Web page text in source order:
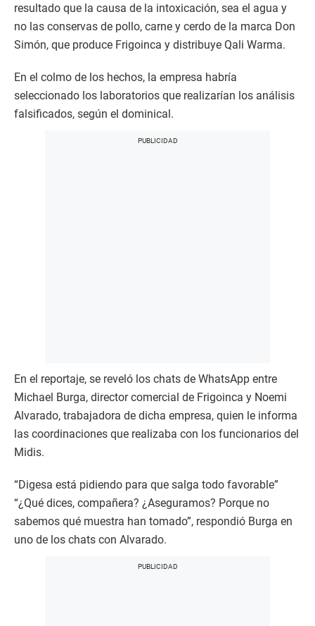
resultado que la causa de la intoxicación, sea el agua y
no las conservas de pollo, carne y cerdo de la marca Don
Simón, que produce Frigoinca y distribuye Qali Warma.
En el colmo de los hechos, la empresa habría
seleccionado los laboratorios que realizarían los análisis
falsificados, según el dominical.
En el reportaje, se reveló los chats de WhatsApp entre
Michael Burga, director comercial de Frigoinca y Noemi
Alvarado, trabajadora de dicha empresa, quien le informa
las coordinaciones que realizaba con los funcionarios del
Midis.
“Digesa está pidiendo para que salga todo favorable”
“¿Qué dices, compañera? ¿Aseguramos? Porque no
sabemos qué muestra han tomado”, respondió Burga en
uno de los chats con Alvarado.